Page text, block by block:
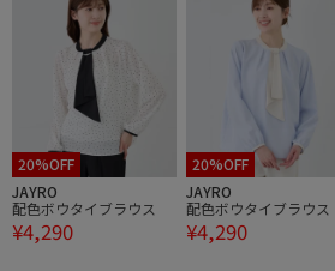
20%OFF
JAYRO
配色ボウタイブラウス
¥4,290
20%OFF
JAYRO
配色ボウタイブラウス
¥4,290